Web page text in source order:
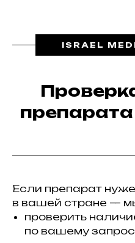
ISRAEL
Если препарат
в вашей стране —
проверить
по вашему